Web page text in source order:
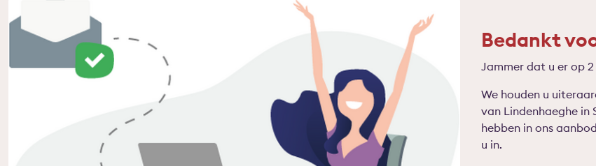
Bedankt
Jammer dat u er op
We houden u
van Lindenhaeghe in
hebben in ons
u in.